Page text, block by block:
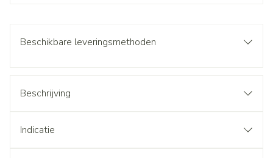
Beschikbare leveringsmethoden
Beschrijving
Indicatie